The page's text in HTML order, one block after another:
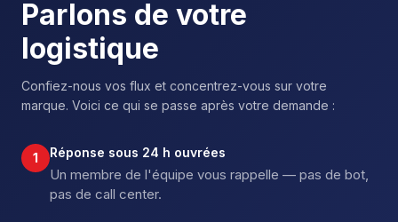
Parlons de votre
logistique
Confiez-nous vos flux et concentrez-vous sur votre
marque. Voici ce qui se passe après votre demande :
1 Réponse sous 24 h ouvrées
Un membre de l'équipe vous rappelle — pas de bot,
pas de call center.